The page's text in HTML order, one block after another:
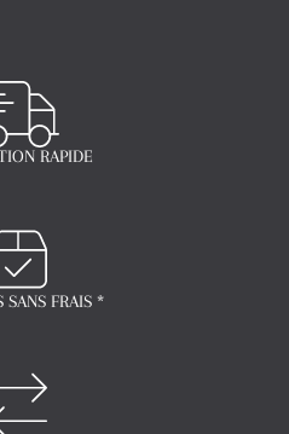
RAPIDE
SANS FRAIS *